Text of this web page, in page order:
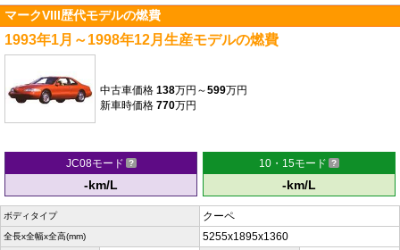
マークVIII歴代モデルの燃費
1993年1月～1998年12月生産モデルの燃費
中古車価格 138万円～599万円
新車時価格 770万円
JC08モード
-km/L
10・15モード
-km/L
ボディタイプ クーペ
全長x全幅x全高(mm) 5255x1895x1360